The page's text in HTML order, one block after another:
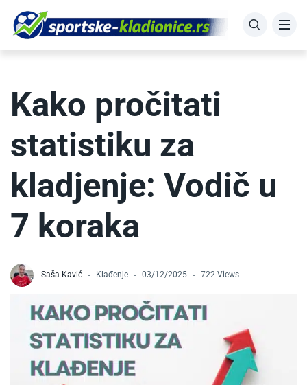
Kako pročitati
statistiku za
kladjenje: Vodič u
7 koraka
Saša Kavić Klađenje 03/12/2025 722 Views